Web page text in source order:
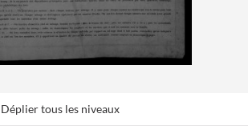
Dépliertous les niveaux